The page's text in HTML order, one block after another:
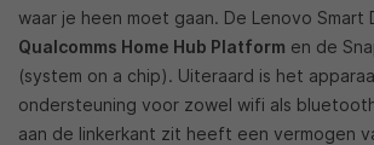
waar je heen moet gaan. De Lenovo Smart
Qualcomms Home Hub Platform en de
(system on a chip). Uiteraard is het
ondersteuning voor zowel wifi als
aan de linkerkant zit heeft een vermogen